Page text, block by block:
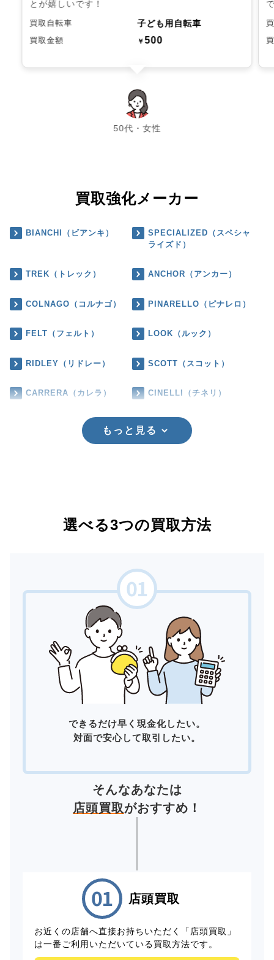
とが嬉しいです！
買取自転車 子ども用自転車
買取金額 ￥500
50代・女性
chevron_left chevron_right
買取強化メーカー
BIANCHI（ビアンキ）
SPECIALIZED（スペシャ
ライズド）
TREK（トレック） ANCHOR（アンカー）
COLNAGO（コルナゴ） PINARELLO（ピナレロ）
FELT（フェルト） LOOK（ルック）
RIDLEY（リドレー） SCOTT（スコット）
CARRERA（カレラ） CINELLI（チネリ）
もっと見る
選べる3つの買取方法
できるだけ早く現金化したい。
対面で安心して取引したい。
そんなあなたは
店頭買取がおすすめ！
店頭買取
お近くの店舗へ直接お持ちいただく「店頭買取」
は一番ご利用いただいている買取方法です。